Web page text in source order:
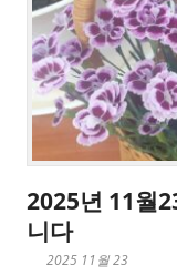
2025년 11월
니다
2025 11월 23